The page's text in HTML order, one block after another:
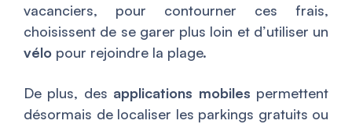
vacanciers, pour contourner ces frais,
choisissent de se garer plus loin et d’utiliser un
vélo pour rejoindre la plage.
De plus, des applications mobiles permettent
désormais de localiser les parkings gratuits ou